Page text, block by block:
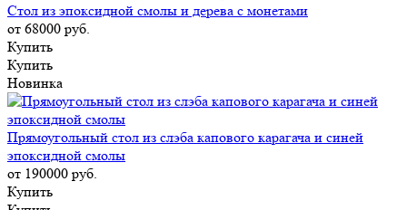
Стол из эпоксидной смолы и дерева с монетами
от 68000 руб.
Купить
Купить
Новинка
Прямоугольный стол из слэба капового карагача и синей
эпоксидной смолы
от 190000 руб.
Купить